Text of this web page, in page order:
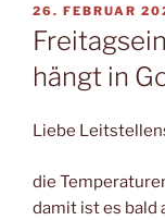
AM
26. FEBRUAR
hängt in
Liebe
die
damit ist es bald